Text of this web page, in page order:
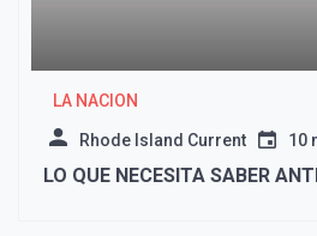
LA NACION
Rhode Island Current 10
LO QUE NECESITA SABER